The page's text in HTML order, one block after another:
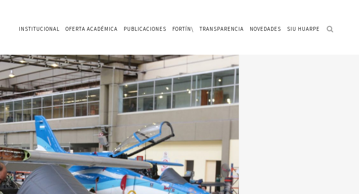
INSTITUCIONAL OFERTA ACADÉMICA PUBLICACIONES FORTÍN\ TRANSPARENCIA NOVEDADES SIU HUARPE